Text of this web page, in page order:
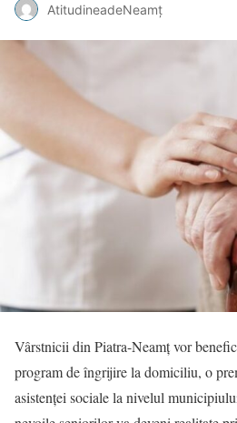
AtitudineadeNeamț
Vârstnicii din Piatra-Neamț vor
program de îngrijire la domiciliu, o
asistenței sociale la nivelul